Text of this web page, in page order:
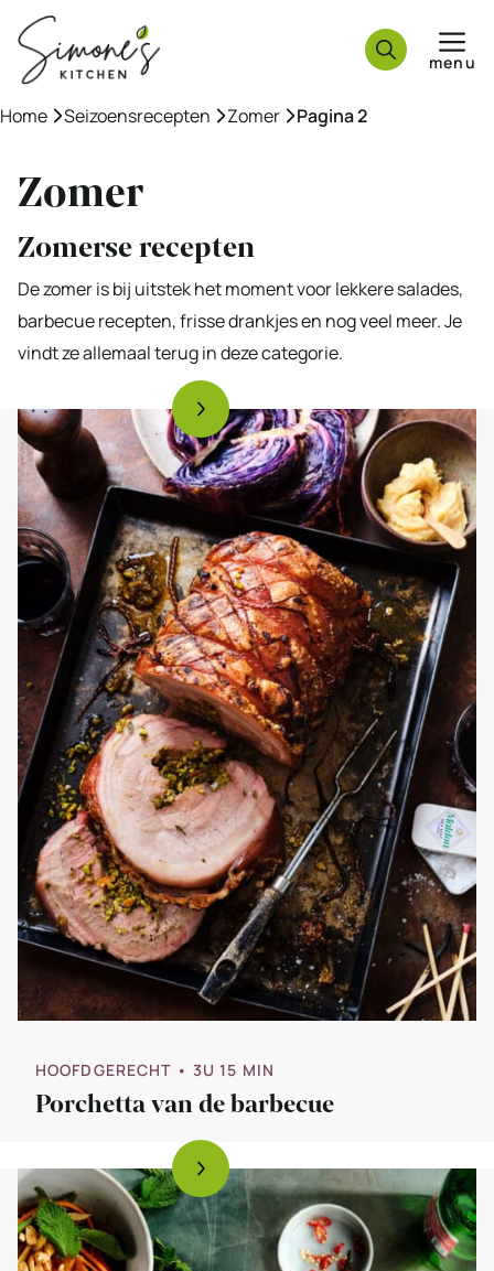
naar
inhoud
menu
Home »Seizoensrecepten »Zomer »Pagina 2
Zomer
Zomerse recepten
De zomer is bij uitstek het moment voor lekkere salades,
barbecue recepten, frisse drankjes en nog veel meer. Je
vindt ze allemaal terug in deze categorie.
HOOFDGERECHT • 3U 15 MIN
Porchetta van de barbecue